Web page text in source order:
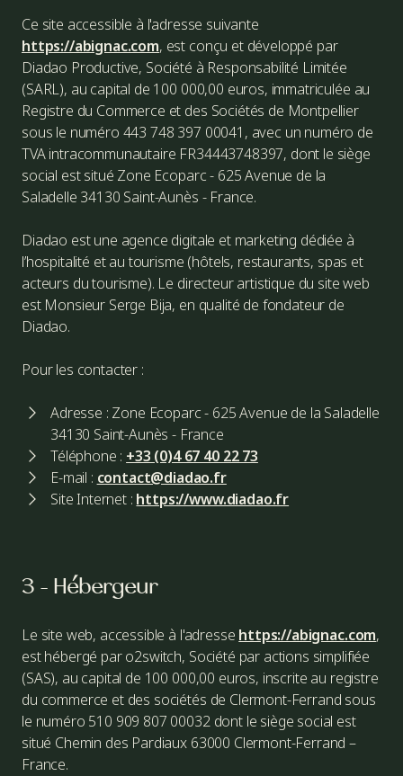
Ce site accessible à l'adresse suivante
https://abignac.com, est conçu et développé par
Diadao Productive, Société à Responsabilité Limitée
(SARL), au capital de 100 000,00 euros, immatriculée au
Registre du Commerce et des Sociétés de Montpellier
sous le numéro 443 748 397 00041, avec un numéro de
TVA intracommunautaire FR34443748397, dont le siège
social est situé Zone Ecoparc - 625 Avenue de la
Saladelle 34130 Saint-Aunès - France.
Diadao est une agence digitale et marketing dédiée à
l’hospitalité et au tourisme (hôtels, restaurants, spas et
acteurs du tourisme). Le directeur artistique du site web
est Monsieur Serge Bija, en qualité de fondateur de
Diadao.
Pour les contacter :
Adresse : Zone Ecoparc - 625 Avenue de la Saladelle
34130 Saint-Aunès - France
Téléphone : +33 (0)4 67 40 22 73
E-mail : contact@diadao.fr
Site Internet : https://www.diadao.fr
3 - Hébergeur
Le site web, accessible à l'adresse https://abignac.com,
est hébergé par o2switch, Société par actions simplifiée
(SAS), au capital de 100 000,00 euros, inscrite au registre
du commerce et des sociétés de Clermont-Ferrand sous
le numéro 510 909 807 00032 dont le siège social est
situé Chemin des Pardiaux 63000 Clermont-Ferrand –
France.